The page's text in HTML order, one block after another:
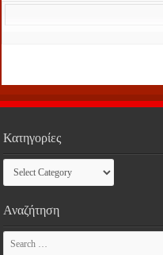
Κατηγορίες
Κατηγορίες
Αναζήτηση